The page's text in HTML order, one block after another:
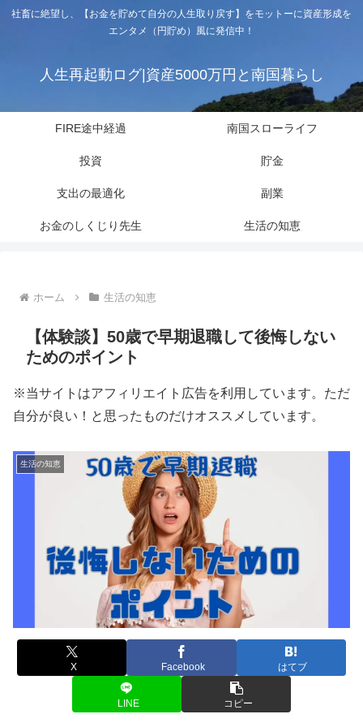
社畜に絶望し、【お金を貯めて自分の人生取り戻す】をモットーに資産形成を
エンタメ（円貯め）風に発信中！
人生再起動ログ|資産5000万円と南国暮らし
FIRE途中経過 南国スローライフ
投資 貯金
支出の最適化 副業
お金のしくじり先生 生活の知恵
ホーム 生活の知恵
【体験談】50歳で早期退職して後悔しない
ためのポイント
※当サイトはアフィリエイト広告を利用しています。ただ
自分が良い！と思ったものだけオススメしています。
生活の知恵
X Facebook はてブ
LINE コピー